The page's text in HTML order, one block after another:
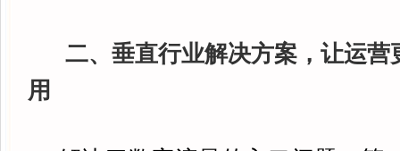
二、垂直行业解决方案，让运营
用